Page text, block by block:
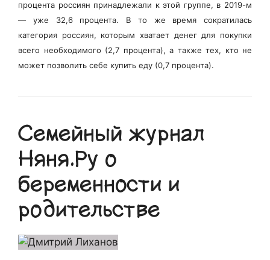
процента россиян принадлежали к этой группе, в 2019-м
— уже 32,6 процента. В то же время сократилась
категория россиян, которым хватает денег для покупки
всего необходимого (2,7 процента), а также тех, кто не
может позволить себе купить еду (0,7 процента).
Семейный журнал
Няня.Ру о
беременности и
родительстве